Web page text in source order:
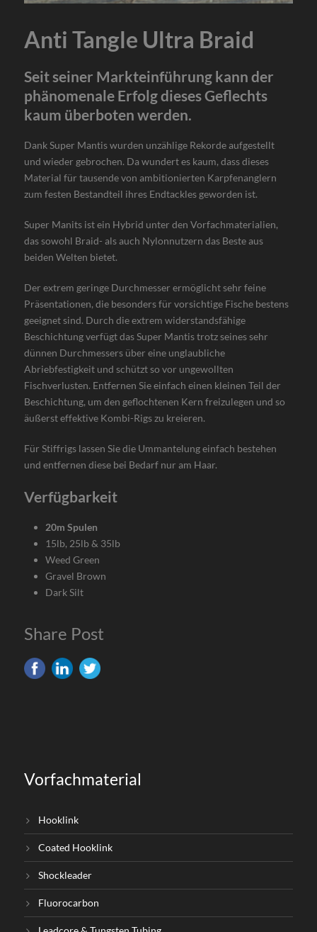
Anti Tangle Ultra Braid
Seit seiner Markteinführung kann der
phänomenale Erfolg dieses Geflechts
kaum überboten werden.
Dank Super Mantis wurden unzählige Rekorde aufgestellt
und wieder gebrochen. Da wundert es kaum, dass dieses
Material für tausende von ambitionierten Karpfenanglern
zum festen Bestandteil ihres Endtackles geworden ist.
Super Manits ist ein Hybrid unter den Vorfachmaterialien,
das sowohl Braid- als auch Nylonnutzern das Beste aus
beiden Welten bietet.
Der extrem geringe Durchmesser ermöglicht sehr feine
Präsentationen, die besonders für vorsichtige Fische bestens
geeignet sind. Durch die extrem widerstandsfähige
Beschichtung verfügt das Super Mantis trotz seines sehr
dünnen Durchmessers über eine unglaubliche
Abriebfestigkeit und schützt so vor ungewollten
Fischverlusten. Entfernen Sie einfach einen kleinen Teil der
Beschichtung, um den geflochtenen Kern freizulegen und so
äußerst effektive Kombi-Rigs zu kreieren.
Für Stiffrigs lassen Sie die Ummantelung einfach bestehen
und entfernen diese bei Bedarf nur am Haar.
Verfügbarkeit
20m Spulen
15lb, 25lb & 35lb
Weed Green
Gravel Brown
Dark Silt
Share Post
Vorfachmaterial
Hooklink
Coated Hooklink
Shockleader
Fluorocarbon